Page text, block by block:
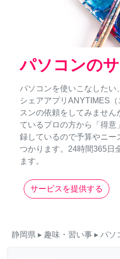
パソコンの
パソコンを使いこなしたい
シェアアプリANYTIMES
スンの依頼をしてみませ
ているプロの方から「得意
録しているので予算やニー
つかります。24時間365日
ます。
サービスを提供する
静岡県 ▸ 趣味・習い事 ▸ パソ